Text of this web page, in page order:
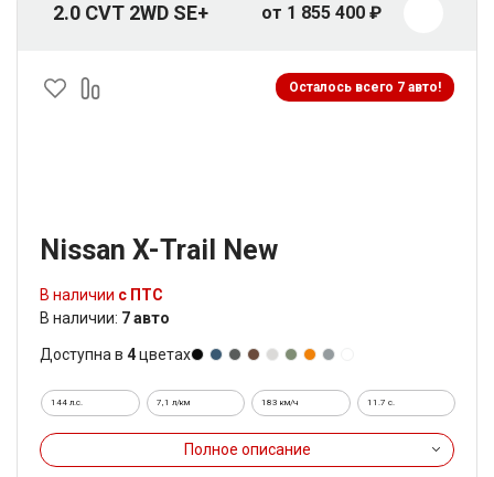
2.0 CVT 2WD SE+ от 1 855 400 ₽
Осталось всего 7 авто!
Nissan X-Trail New
В наличии с ПТС
В наличии: 7 авто
Доступна в 4цветах
144 л.с. 7,1 л/км 183 км/ч 11.7 c.
Полное описание